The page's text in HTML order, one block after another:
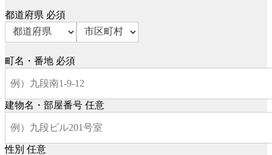
都道府県 必須
町名・番地 必須
建物名・部屋番号 任意
性別 任意